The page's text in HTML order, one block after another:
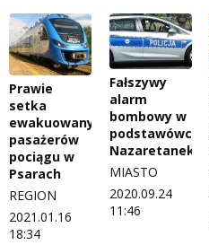
Prawie
setka
ewakuowanych
pasażerów
pociągu w
Psarach
REGION
2021.01.16
18:34
Fałszywy
alarm
bombowy w
podstawówce
Nazaretanek
MIASTO
2020.09.24
11:46